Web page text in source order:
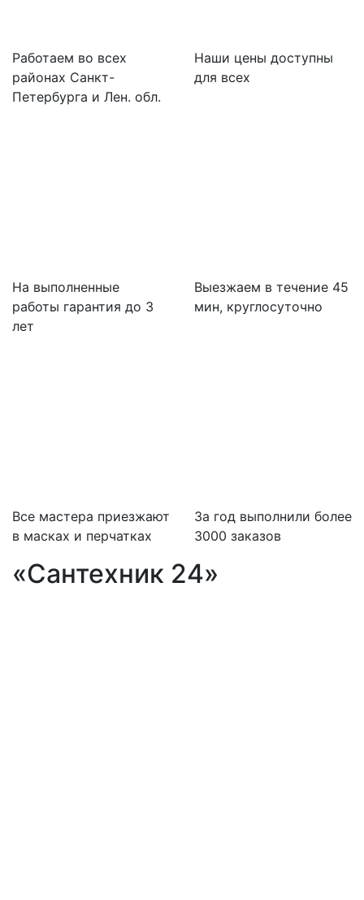
Работаем во всех
районах Санкт-
Петербурга и Лен. обл.
Наши цены доступны
для всех
На выполненные
работы гарантия до 3
лет
Выезжаем в течение 45
мин, круглосуточно
Все мастера приезжают
в масках и перчатках
За год выполнили более
3000 заказов
«Сантехник 24»